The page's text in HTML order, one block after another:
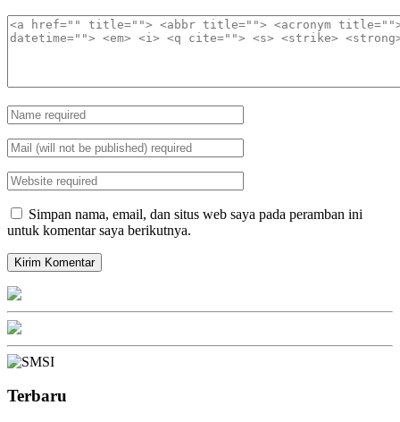
Simpan nama, email, dan situs web saya pada peramban ini
untuk komentar saya berikutnya.
Terbaru